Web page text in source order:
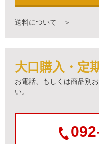
送料について ＞
大口購入・定
お電話、もしくは商品別
い。